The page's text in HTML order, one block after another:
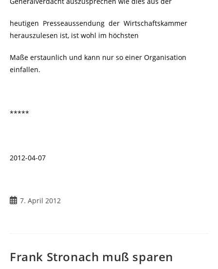
heutigen Presseaussendung der Wirtschaftskammer
herauszulesen ist, ist wohl im höchsten
Maße erstaunlich und kann nur so einer Organisation
einfallen.
*****
2012-04-07
Beitrag7. April 2012
Frank Stronach muß sparen